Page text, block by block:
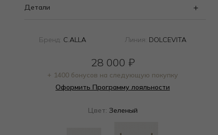
Детали
Бренд: C.ALLA Линия: DOLCEVITA
28 000 ₽
+ 1400 бонусов на следующую покупку
Оформить Программу лояльности
Цвет: Зеленый